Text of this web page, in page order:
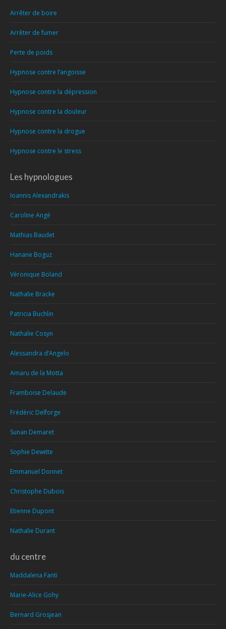
Arrêter de boire
Arrêter de fumer
Perte de poids
Hypnose contre l’angoisse
Hypnose contre la dépression
Hypnose contre la douleur
Hypnose contre la drogue
Hypnose contre le stress
Les hypnologues
Ioannis Alexandrakis
Caroline Angé
Mathias Baudet
Hanane Boguz
Véronique Boland
Nathalie Bracke
Patricia Buchlin
Nathalie Cosyn
Alessandra d’Angelo
Amaru de la Motta
Framboise Delaude
Frédéric Delforge
Sunan Demaret
Sophie Dewitte
Emmanuel Donnet
Christophe Dubois
Etienne Dupont
Nathalie Durant
du centre
Maddalena Fanti
Marie-Alice Gohy
Bernard Grosjean